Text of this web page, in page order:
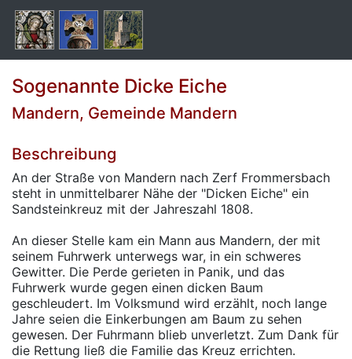
Sogenannte Dicke Eiche
Mandern, Gemeinde Mandern
Beschreibung
An der Straße von Mandern nach Zerf Frommersbach
steht in unmittelbarer Nähe der "Dicken Eiche" ein
Sandsteinkreuz mit der Jahreszahl 1808.
An dieser Stelle kam ein Mann aus Mandern, der mit
seinem Fuhrwerk unterwegs war, in ein schweres
Gewitter. Die Perde gerieten in Panik, und das
Fuhrwerk wurde gegen einen dicken Baum
geschleudert. Im Volksmund wird erzählt, noch lange
Jahre seien die Einkerbungen am Baum zu sehen
gewesen. Der Fuhrmann blieb unverletzt. Zum Dank für
die Rettung ließ die Familie das Kreuz errichten.